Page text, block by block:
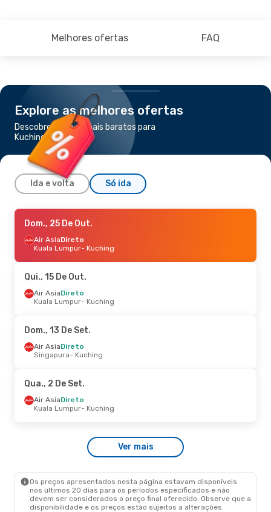
Melhores ofertas FAQ
Explore as melhores ofertas
Descobre os voos mais baratos para
Kuching
Ida e volta Só ida
Sex., 18 De Set.- Seg., 21 De Set.
Malaysia Airlines
Kuala Lumpur- Kuching
Kuching- Kuala Lumpur
Dom., 25 De Out.
Air AsiaDireto
Kuala Lumpur- Kuching
Qui., 15 De Out.
Air AsiaDireto
Kuala Lumpur- Kuching
Dom., 13 De Set.
Air AsiaDireto
Singapura- Kuching
Qua., 2 De Set.
Air AsiaDireto
Kuala Lumpur- Kuching
Ver mais
Os preços apresentados nesta página estavam disponíveis
nos últimos 20 dias para os períodos especificados e não
devem ser considerados o preço final oferecido. Observe que a
disponibilidade e os preços estão sujeitos a alterações.